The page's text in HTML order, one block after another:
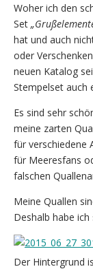
Woher ich den
Set
hat und auch
oder
neuen Katalog
Stempelset auch
Es sind sehr
meine zarten
für verschiedene
für Meeresfans
falschen
Meine Quallen
Deshalb habe
Der Hintergrund